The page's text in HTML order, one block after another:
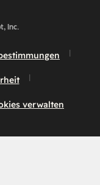
Inc.
verwalten